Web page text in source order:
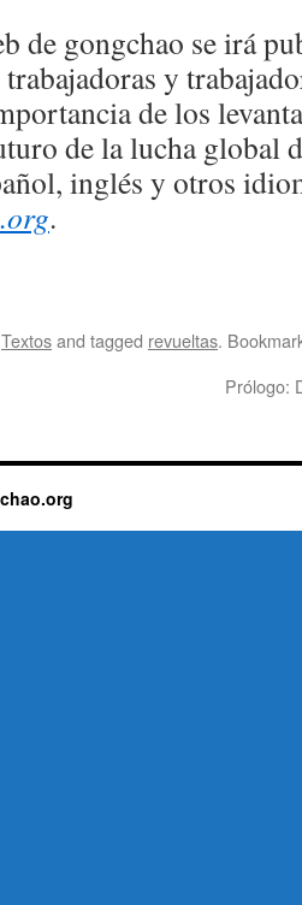
de gongchao se irá
y
de los
de la lucha global
inglés y otros
.
Textosand tagged revueltas.
Prólogo: